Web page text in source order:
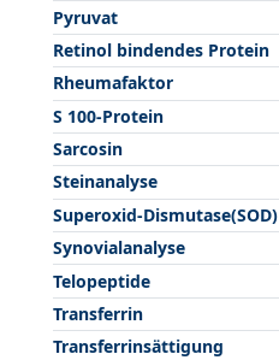
Pyruvat
Retinol bindendes Protein
Rheumafaktor
S 100-Protein
Sarcosin
Steinanalyse
Superoxid-Dismutase(SOD)
Synovialanalyse
Telopeptide
Transferrin
Transferrinsättigung